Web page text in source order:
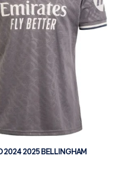
2024 2025 BELLINGHAM